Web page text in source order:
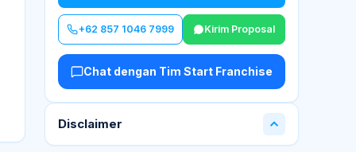
+62 857 1046 7999 Kirim Proposal
Chat dengan Tim Start Franchise
Disclaimer